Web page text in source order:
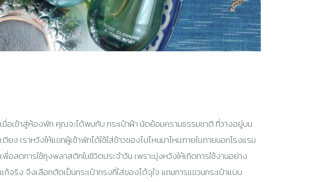
เมื่อเข้าสู่ห้องพัก คุณจะได้พบกับ กระเป๋าผ้า มัดย้อมครามธรรมชาติ ที่วางอยู่บน
เตียง เราหวังให้แขกผู้เข้าพักได้ใช้ใส่ข้าวของไปไหนมาไหนภายในภายนอกโรงแรม
เพื่อลดการใช้ถุงพลาสติกในชีวิตประจำวัน เพราะมุ่งหวังให้เกิดการใช้งานอย่าง
แท้จริง จึงเลือกตัดเป็นกระเป๋าทรงที่ใส่ของได้จุใจ แถมการแขวนกระเป๋าแบบ